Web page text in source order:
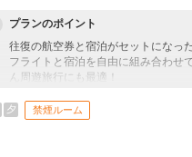
プランのポイント
往復の航空券と宿泊がセットになっ
フライトと宿泊を自由に組み合わせ
ん周遊旅行にも最適！
JALマイレージ会員の方にはフライ
夕 禁煙ルーム